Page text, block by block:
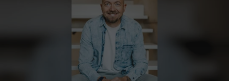
alles super geschmeckt
Verifizierter Kunde
Was ich bisher gegessen habe, war sehr